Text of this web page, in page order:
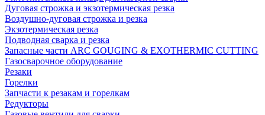
Дуговая строжка и экзотермическая резка
Воздушно-дуговая строжка и резка
Экзотермическая резка
Подводная сварка и резка
Запасные части ARC GOUGING & EXOTHERMIC CUTTING
Газосварочное оборудование
Резаки
Горелки
Запчасти к резакам и горелкам
Редукторы